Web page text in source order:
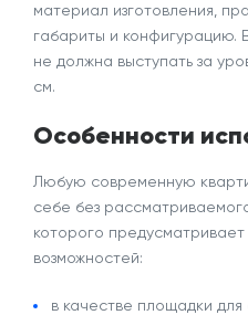
материал изготовления,
габариты и конфигурацию.
не должна выступать за
см.
Особенности
Любую современную
себе без
которого
возможностей:
в качестве площадки